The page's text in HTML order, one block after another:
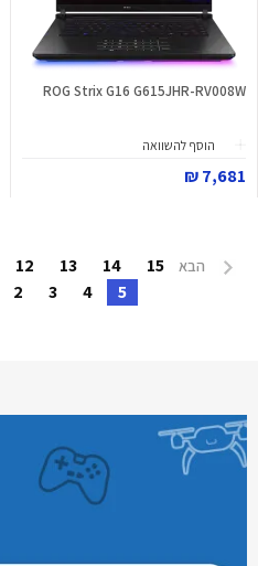
ROG Strix G16 G615JHR-RV008W
הוסף להשוואה
7,681 ₪
הבא 15
14
13
12
5
4
3
2